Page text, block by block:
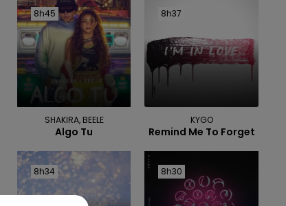
8h45
8h45
SHAKIRA, BEELE
Algo Tu
8h37
8h37
KYGO
Remind Me To Forget
8h34
8h34 8h30
8h30